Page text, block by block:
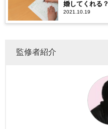
婚してくれる？
2021.10.19
監修者紹介